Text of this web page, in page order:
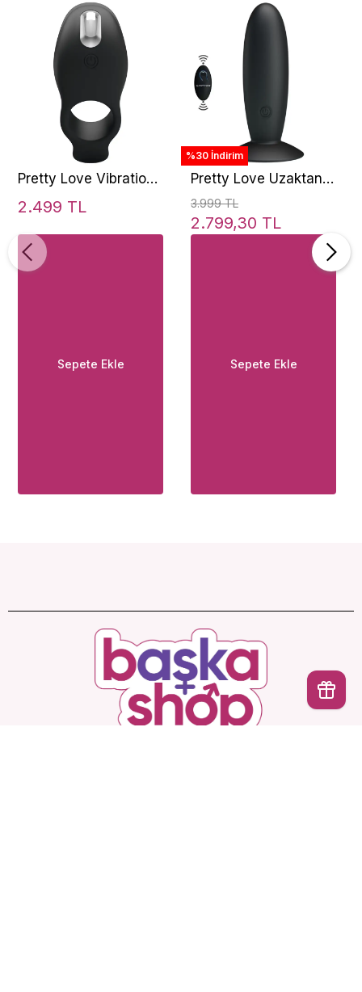
Pretty Love Vibration
Penis Sleeve Stretchy
Halkası
2.499 TL
Sepete Ekle
%30 İndirim
Pretty Love Uzaktan
Kumandalı Anal
Vibratör BI-040045W
3.999 TL
2.799,30 TL
Sepete Ekle